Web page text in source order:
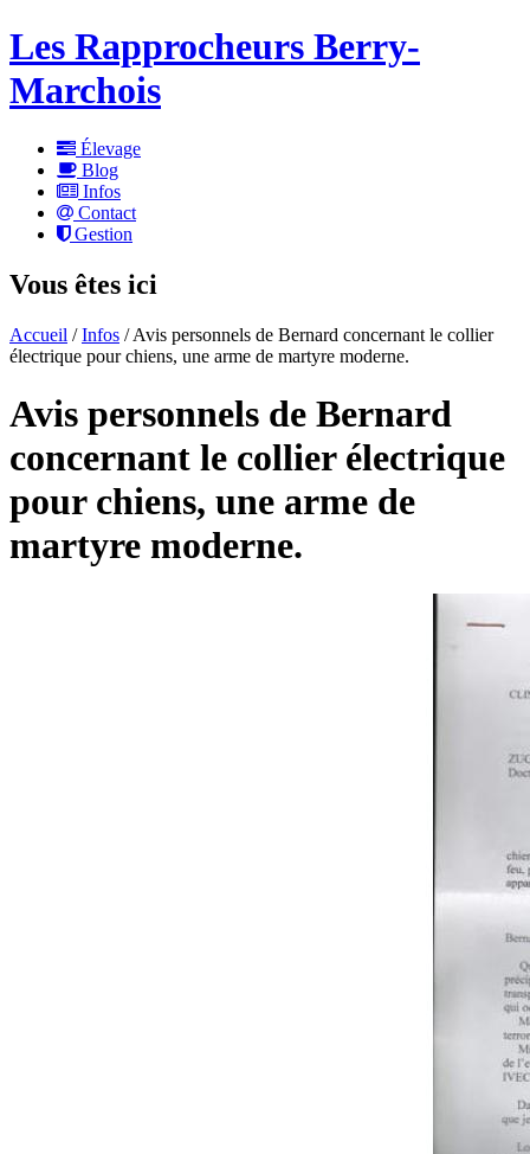
Les Rapprocheurs Berry-
Marchois
Élevage
Blog
Infos
Contact
Gestion
Vous êtes ici
Accueil /Infos / Avis personnels de Bernard concernant le collier
électrique pour chiens, une arme de martyre moderne.
Avis personnels de Bernard
concernant le collier électrique
pour chiens, une arme de
martyre moderne.